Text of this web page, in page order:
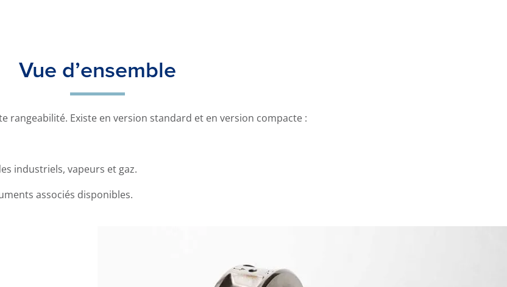
Vue d’ensemble
rangeabilité. Existe en version standard et en version compacte :
industriels, vapeurs et gaz.
associés disponibles.